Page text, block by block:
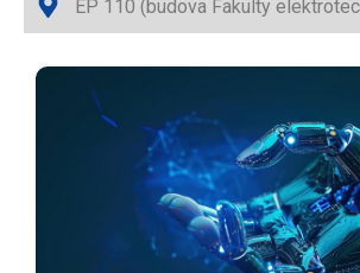
EP 110 (budova Fakulty